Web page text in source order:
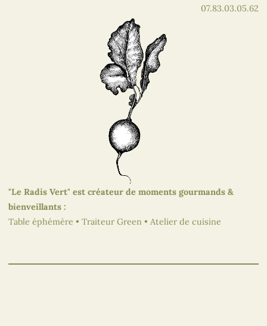
07.83.03.05.62
"Le Radis Vert" est créateur de moments gourmands &
bienveillants :
Table éphémère • Traiteur Green • Atelier de cuisine